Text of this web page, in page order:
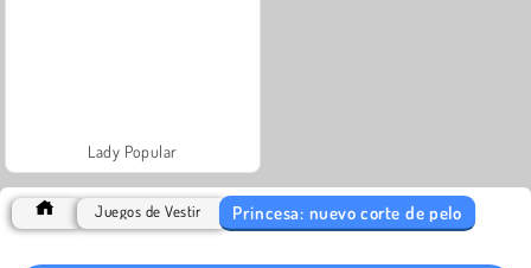
Lady Popular
Juegos de Vestir Princesa: nuevo corte de pelo